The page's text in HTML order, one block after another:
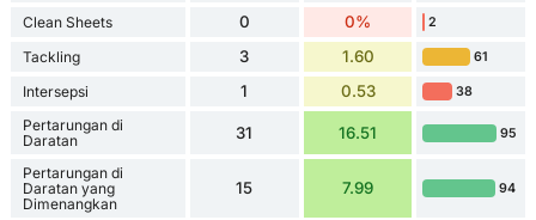
Clean Sheets 0 0% 2
Tackling 3 1.60 61
Intersepsi 1 0.53 38
Pertarungan di
Daratan
31 16.51 95
Pertarungan di
Daratan yang
Dimenangkan
15 7.99 94